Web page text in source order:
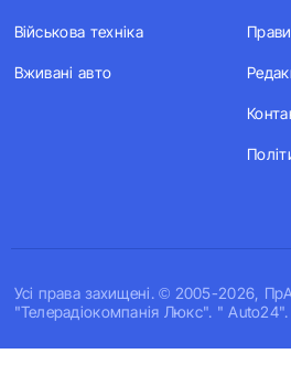
Усi права захищенi. © 2005-2026,
"Телерадіокомпанія Люкс". " Auto24".
Військова техніка
Вживані авто